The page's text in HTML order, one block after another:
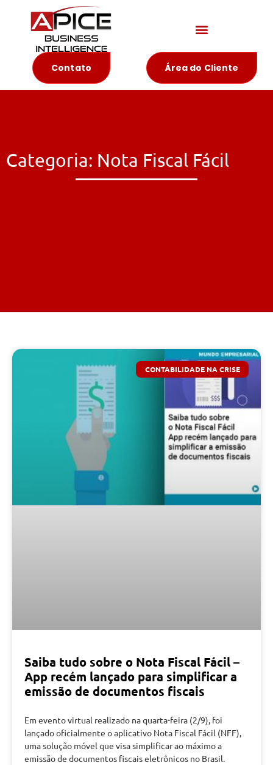
Contato Área do Cliente
Categoria: Nota Fiscal Fácil
CONTABILIDADE NA CRISE
Saiba tudo sobre o Nota Fiscal Fácil –
App recém lançado para simplificar a
emissão de documentos fiscais
Em evento virtual realizado na quarta-feira (2/9), foi
lançado oficialmente o aplicativo Nota Fiscal Fácil (NFF),
uma solução móvel que visa simplificar ao máximo a
emissão de documentos fiscais eletrônicos no Brasil.